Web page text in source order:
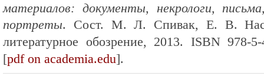
материалов: документы, некрологи,
портреты. Сост. М. Л. Спивак, Е. В.
литературное обозрение, 2013. ISBN 978-
[pdf on academia.edu].